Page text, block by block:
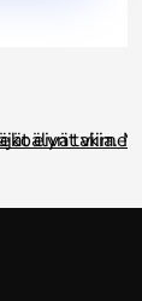
takia.
eivät